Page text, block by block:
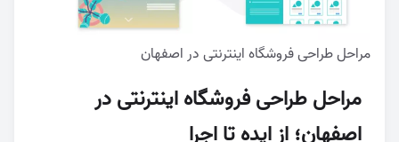
مراحل طراحی فروشگاه اینترنتی در اصفهان
مراحل طراحی فروشگاه اینترنتی در
اصفهان؛ از ایده تا اجرا